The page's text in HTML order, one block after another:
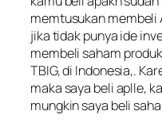
memtusukan membeli
jika tidak punya ide
membeli saham
TBIG, di Indonesia,.
maka saya beli aplle,
mungkin saya beli